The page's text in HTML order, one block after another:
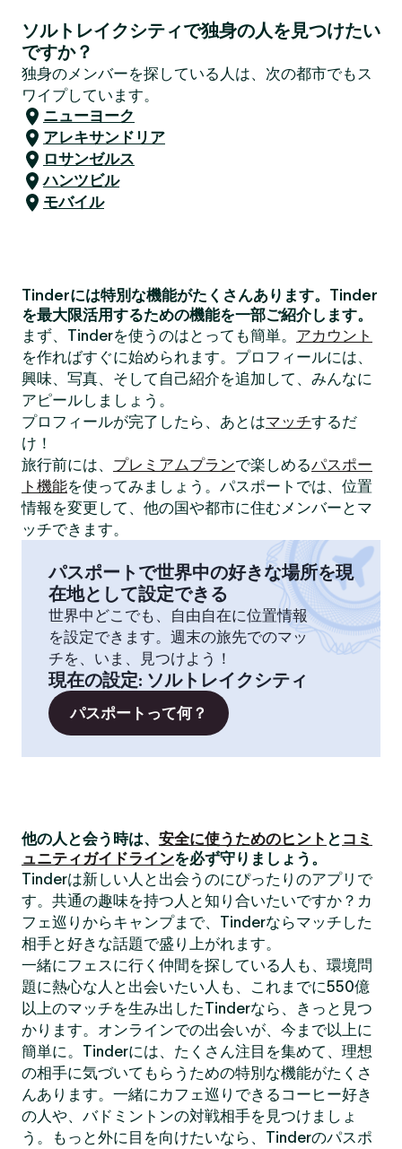
ソルトレイクシティで独身の人を見つけたい
ですか？
独身のメンバーを探している人は、次の都市でもス
ワイプしています。
ニューヨーク
アレキサンドリア
ロサンゼルス
ハンツビル
モバイル
Tinderには特別な機能がたくさんあります。Tinder
を最大限活用するための機能を一部ご紹介します。
まず、Tinderを使うのはとっても簡単。 アカウント
を作ればすぐに始められます。プロフィールには、
興味、写真、そして自己紹介を追加して、みんなに
アピールしましょう。
プロフィールが完了したら、あとはマッチするだ
け！
旅行前には、 プレミアムプランで楽しめるパスポー
ト機能を使ってみましょう。パスポートでは、位置
情報を変更して、他の国や都市に住むメンバーとマ
ッチできます。
パスポートで世界中の好きな場所を現
在地として設定できる
世界中どこでも、自由自在に位置情報
を設定できます。週末の旅先でのマッ
チを、いま、見つけよう！
現在の設定: ソルトレイクシティ
パスポートって何？
他の人と会う時は、 安全に使うためのヒント と コミ
ュニティガイドラインを必ず守りましょう。
Tinderは新しい人と出会うのにぴったりのアプリで
す。共通の趣味を持つ人と知り合いたいですか？カ
フェ巡りからキャンプまで、Tinderならマッチした
相手と好きな話題で盛り上がれます。
一緒にフェスに行く仲間を探している人も、環境問
題に熱心な人と出会いたい人も、これまでに550億
以上のマッチを生み出したTinderなら、きっと見つ
かります。オンラインでの出会いが、今まで以上に
簡単に。Tinderには、たくさん注目を集めて、理想
の相手に気づいてもらうための特別な機能がたくさ
んあります。一緒にカフェ巡りできるコーヒー好き
の人や、バドミントンの対戦相手を見つけましょ
う。もっと外に目を向けたいなら、Tinderのパスポ